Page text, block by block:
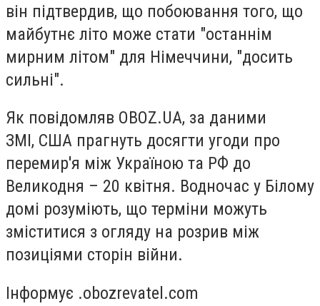
він підтвердив, що побоювання того, що
майбутнє літо може стати "останнім
мирним літом" для Німеччини, "досить
сильні".
Як повідомляв OBOZ.UA, за даними
ЗМІ, США прагнуть досягти угоди про
перемир'я між Україною та РФ до
Великодня – 20 квітня. Водночас у Білому
домі розуміють, що терміни можуть
зміститися з огляду на розрив між
позиціями сторін війни.
Інформує .obozrevatel.com